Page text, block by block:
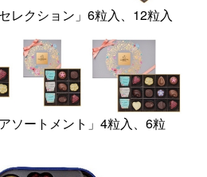
レクション」6粒入、12粒入
ソートメント」4粒入、6粒